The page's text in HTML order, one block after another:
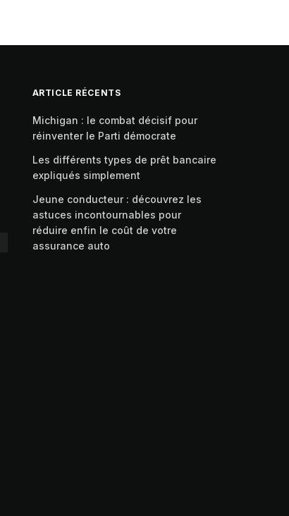
ARTICLE RÉCENTS
Michigan : le combat décisif pour
réinventer le Parti démocrate
Les différents types de prêt bancaire
expliqués simplement
Jeune conducteur : découvrez les
astuces incontournables pour
réduire enfin le coût de votre
assurance auto